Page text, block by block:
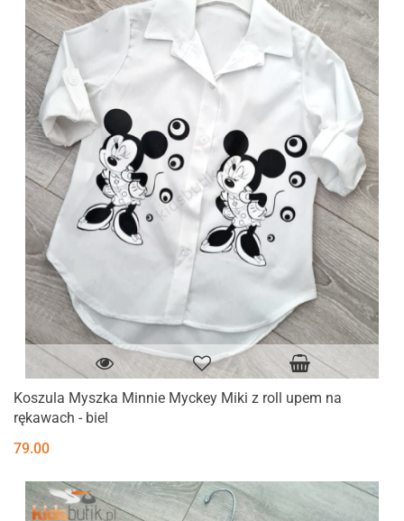
Koszula Myszka Minnie Myckey Miki z roll upem na
rękawach - biel
79.00